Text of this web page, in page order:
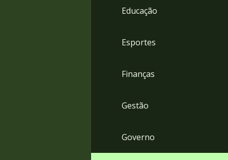
Educação
Esportes
Finanças
Gestão
Governo